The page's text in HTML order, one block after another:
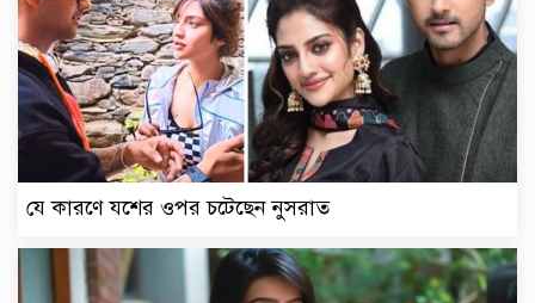
যে কারণে যশের ওপর চটেছেন নুসরাত